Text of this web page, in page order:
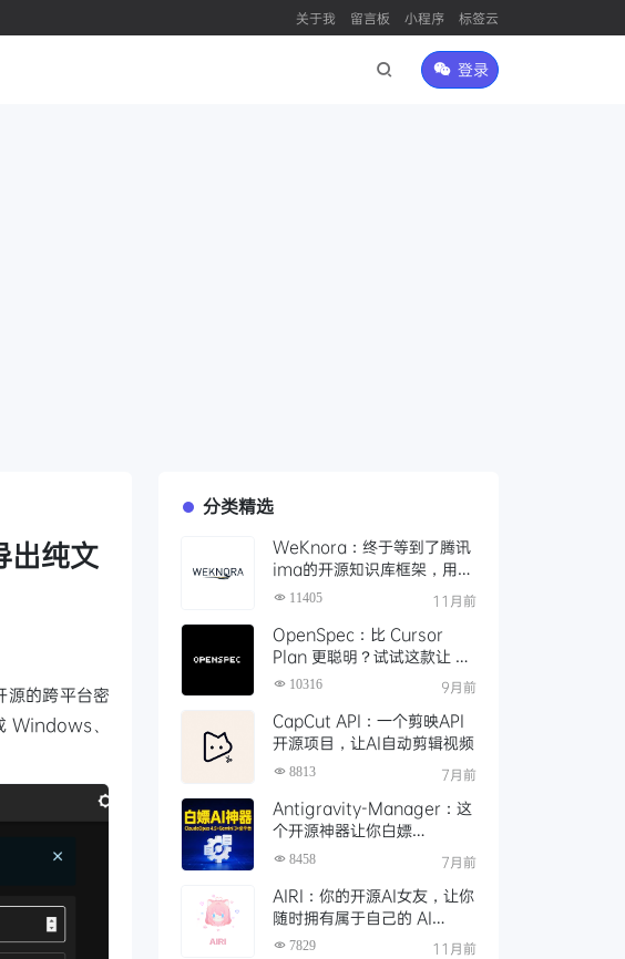
关于我 留言板 小程序 标签云
登录
纯文
的跨平台密
Windows、
分类精选
WeKnora：终于等到了腾讯
ima的开源知识库框架，用
API 轻松打造本地智能文档检
11405 11月前
OpenSpec：比 Cursor
Plan 更聪明？试试这款让 AI
编码更靠谱的规范驱动工具
10316 9月前
CapCut API：一个剪映API
开源项目，让AI自动剪辑视频
8813 7月前
Antigravity-Manager：这
个开源神器让你白嫖
ClaudeOpus 4.5，Gemini
3！还能接Claude Code等
任意平台
8458 7月前
AIRI：你的开源AI女友，让你
随时拥有属于自己的 AI
VTuber
7829 11月前